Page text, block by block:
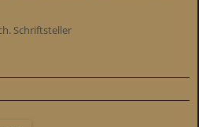
Schriftsteller